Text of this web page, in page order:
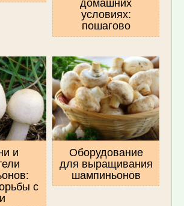
условиях:
пошагово
и
с
Оборудование
для выращивания
шампиньонов